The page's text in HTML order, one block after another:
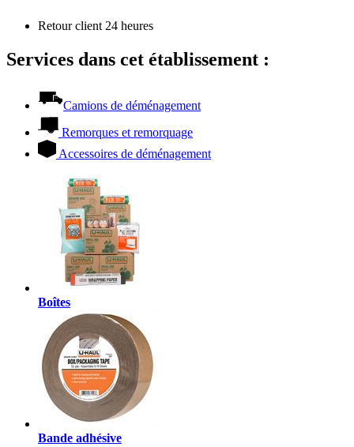
Retour client 24 heures
Services dans cet établissement :
Camions de déménagement
Remorques et remorquage
Accessoires de déménagement
Boîtes
Bande adhésive